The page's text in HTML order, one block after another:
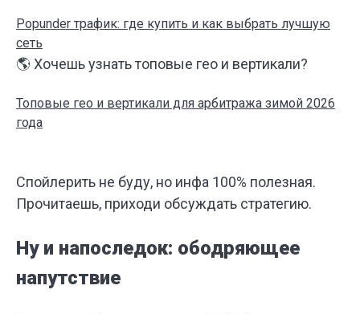
Popunder трафик: где купить и как выбрать лучшую
сеть
🌎 Хочешь узнать топовые гео и вертикали?
Топовые гео и вертикали для арбитража зимой 2026
года
Спойлерить не буду, но инфа 100% полезная.
Прочитаешь, приходи обсуждать стратегию.
Ну и напоследок: ободряющее
напутствие